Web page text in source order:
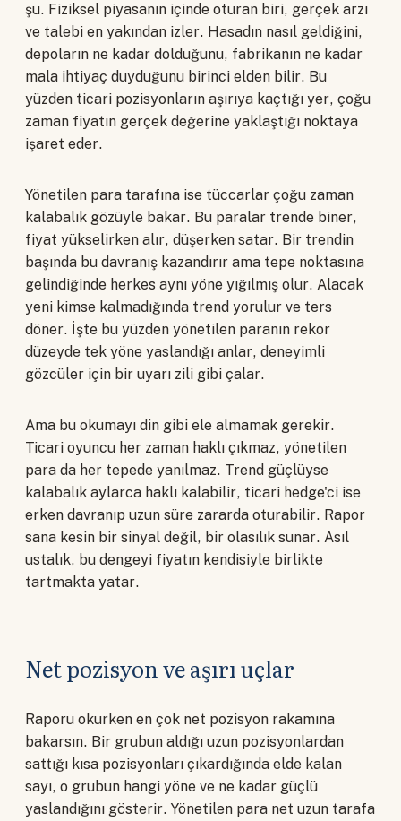
şu. Fiziksel piyasanın içinde oturan biri, gerçek arzı
ve talebi en yakından izler. Hasadın nasıl geldiğini,
depoların ne kadar dolduğunu, fabrikanın ne kadar
mala ihtiyaç duyduğunu birinci elden bilir. Bu
yüzden ticari pozisyonların aşırıya kaçtığı yer, çoğu
zaman fiyatın gerçek değerine yaklaştığı noktaya
işaret eder.
Yönetilen para tarafına ise tüccarlar çoğu zaman
kalabalık gözüyle bakar. Bu paralar trende biner,
fiyat yükselirken alır, düşerken satar. Bir trendin
başında bu davranış kazandırır ama tepe noktasına
gelindiğinde herkes aynı yöne yığılmış olur. Alacak
yeni kimse kalmadığında trend yorulur ve ters
döner. İşte bu yüzden yönetilen paranın rekor
düzeyde tek yöne yaslandığı anlar, deneyimli
gözcüler için bir uyarı zili gibi çalar.
Ama bu okumayı din gibi ele almamak gerekir.
Ticari oyuncu her zaman haklı çıkmaz, yönetilen
para da her tepede yanılmaz. Trend güçlüyse
kalabalık aylarca haklı kalabilir, ticari hedge'ci ise
erken davranıp uzun süre zararda oturabilir. Rapor
sana kesin bir sinyal değil, bir olasılık sunar. Asıl
ustalık, bu dengeyi fiyatın kendisiyle birlikte
tartmakta yatar.
Net pozisyon ve aşırı uçlar
Raporu okurken en çok net pozisyon rakamına
bakarsın. Bir grubun aldığı uzun pozisyonlardan
sattığı kısa pozisyonları çıkardığında elde kalan
sayı, o grubun hangi yöne ve ne kadar güçlü
yaslandığını gösterir. Yönetilen para net uzun tarafa